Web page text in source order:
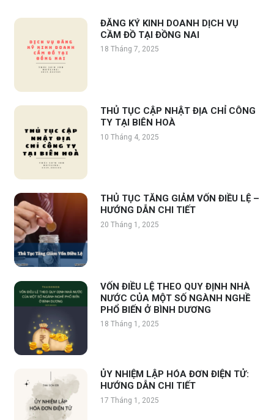
ĐĂNG KÝ KINH DOANH DỊCH VỤ
CẦM ĐỒ TẠI ĐỒNG NAI
18 Tháng 7, 2025
THỦ TỤC CẬP NHẬT ĐỊA CHỈ CÔNG
TY TẠI BIÊN HOÀ
10 Tháng 4, 2025
THỦ TỤC TĂNG GIẢM VỐN ĐIỀU LỆ –
HƯỚNG DẪN CHI TIẾT
20 Tháng 1, 2025
VỐN ĐIỀU LỆ THEO QUY ĐỊNH NHÀ
NƯỚC CỦA MỘT SỐ NGÀNH NGHỀ
PHỔ BIẾN Ở BÌNH DƯƠNG
18 Tháng 1, 2025
ỦY NHIỆM LẬP HÓA ĐƠN ĐIỆN TỬ:
HƯỚNG DẪN CHI TIẾT
17 Tháng 1, 2025